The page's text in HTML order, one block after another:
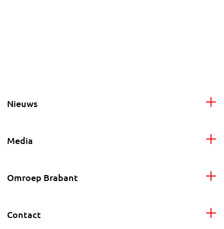
Nieuws
Media
Omroep Brabant
Contact